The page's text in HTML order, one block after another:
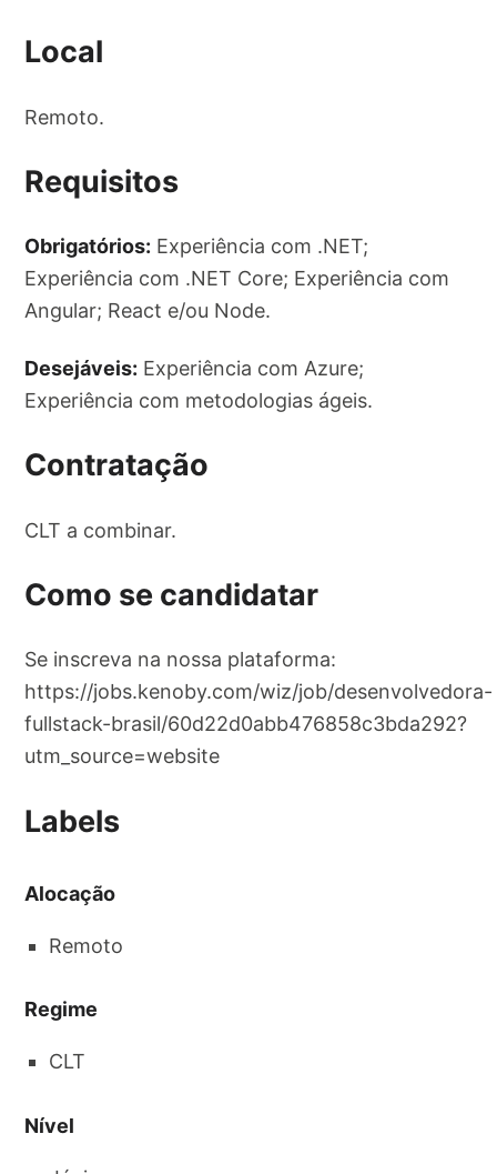
Local
Remoto.
Requisitos
Obrigatórios: Experiência com .NET;
Experiência com .NET Core; Experiência com
Angular; React e/ou Node.
Desejáveis: Experiência com Azure;
Experiência com metodologias ágeis.
Contratação
CLT a combinar.
Como se candidatar
Se inscreva na nossa plataforma:
https://jobs.kenoby.com/wiz/job/desenvolvedora-
fullstack-brasil/60d22d0abb476858c3bda292?
utm_source=website
Labels
Alocação
Remoto
Regime
CLT
Nível